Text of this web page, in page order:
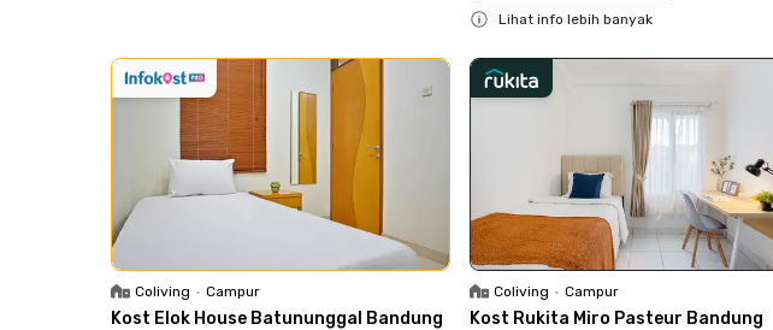
Lihat info lebih banyak
Coliving • Campur
Kost Elok House Batununggal Bandung
Coliving • Campur
Kost Rukita Miro Pasteur Bandung